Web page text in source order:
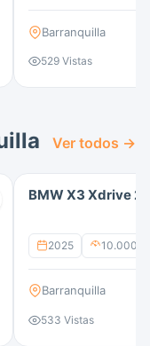
Barranquilla
529 Vistas
Ver todos →
BMW X3 Xdrive
2025 10.000
Barranquilla
533 Vistas